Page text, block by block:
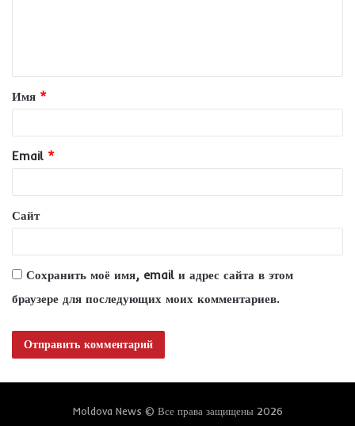
т
а
й
*
Имя *
Email *
Сайт
Сохранить моё имя, email и адрес сайта в этом
браузере для последующих моих комментариев.
Moldova News © Все права защищены 2026